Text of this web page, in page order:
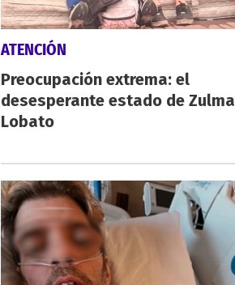
ATENCIÓN
Preocupación extrema: el
desesperante estado de Zulma
Lobato